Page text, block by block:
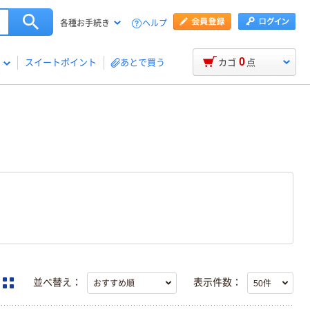
各種お手続き ヘルプ
スイートポイント あとで買う カゴ 0 点
並べ替え： 表示件数：